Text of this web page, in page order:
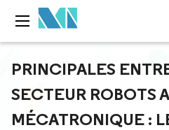
PRINCIPALES
SECTEUR ROBOTS
MÉCATRONIQUE :